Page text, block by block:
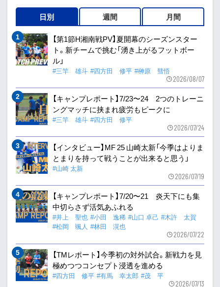
日別 週間 月間
【第1節H湘南戦PV】夏開幕のシーズンスター
ト。新チームで挑む「湧き上がるフットボー
ル」
#三竿 雄斗 #四方田 修平 #榊原 彗悟
2026/08/07
【キャンプレポート】7/23〜24 2つのトレーニ
ングマッチに挟まれ疲労もピークに
#三竿 雄斗 #四方田 修平
2026/07/24
【インタビュー】MF 25 山崎太新「今季はよりま
とまりを持って戦うことが出来ると思う」
#山崎 太新
2026/07/19
【キャンプレポート】7/20〜21 炎天下にも集
中切らさず活気あふれる
#井上 聖也 #小田 逸稀 #山口 卓己 #木許 太賀
#松岡 颯人 #林田 滉也
2026/07/22
【TMレポート】今季初の対外試合。新戦力を見
極めつつコンセプト浸透を進める
#四方田 修平 #有馬 幸太郎 #茂 平
2026/07/13